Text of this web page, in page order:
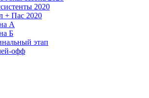
2020
+ Пас 2020
А
Б
этап
офф